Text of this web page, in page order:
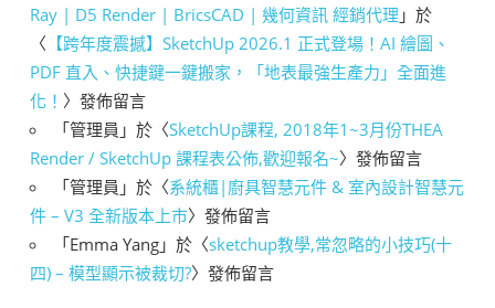
Ray | D5 Render | BricsCAD | 幾何資訊 經銷代理 」於
〈 【跨年度震撼】SketchUp 2026.1 正式登場！AI 繪圖、
PDF 直入、快捷鍵一鍵搬家，「地表最強生產力」全面進
化！ 〉發佈留言
「管理員 」於〈SketchUp課程, 2018年1~3月份THEA
Render / SketchUp 課程表公佈,歡迎報名~〉發佈留言
「管理員 」於〈系統櫃|廚具智慧元件 & 室內設計智慧元
件 – V3 全新版本上市〉發佈留言
「Emma Yang 」於〈sketchup教學,常忽略的小技巧(十
四) – 模型顯示被裁切?〉發佈留言